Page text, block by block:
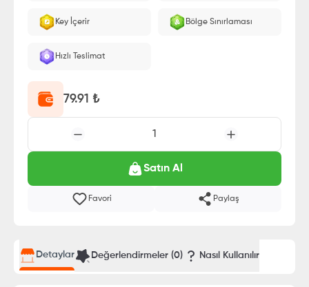
Key İçerir Bölge Sınırlaması
Hızlı Teslimat
79.91 ₺
1
Satın Al
Favori Paylaş
Detaylar Değerlendirmeler (0) Nasıl Kullanılır